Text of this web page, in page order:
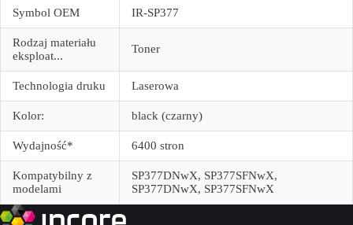
Symbol OEM IR-SP377
Rodzaj materiału
eksploat...
Toner
Technologia druku Laserowa
Kolor: black (czarny)
Wydajność* 6400 stron
Kompatybilny z
modelami
SP377DNwX, SP377SFNwX,
SP377DNwX, SP377SFNwX